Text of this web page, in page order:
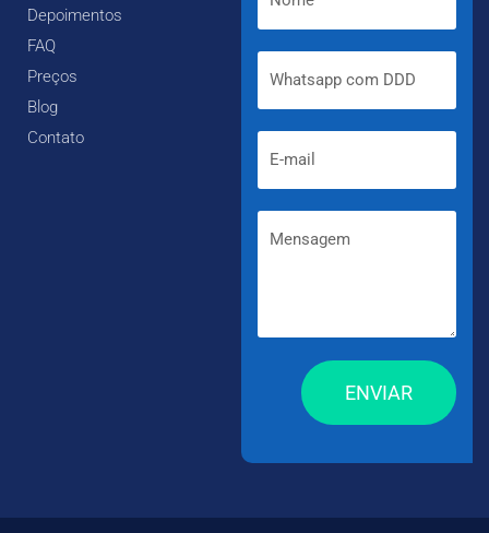
Depoimentos
FAQ
Preços
Blog
Contato
ENVIAR